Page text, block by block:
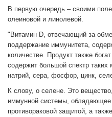
В первую очередь – своими
олеиновой и линолевой.
"Витамин D, отвечающий за
поддержание иммунитета,
количестве. Продукт также
содержит большой спектр таких
натрий, сера, фосфор, цинк,
К слову, о селене. Это
иммунной системы, обладающее
противораковой защитой, а